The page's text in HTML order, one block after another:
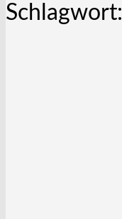
Schlagwort: